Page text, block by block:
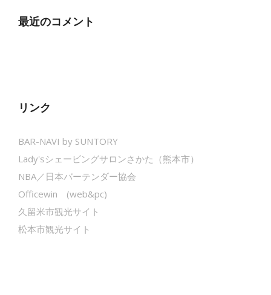
最近のコメント
リンク
BAR-NAVI by SUNTORY
Lady'sシェービングサロンさかた（熊本市）
NBA／日本バーテンダー協会
Officewin (web&pc)
久留米市観光サイト
松本市観光サイト